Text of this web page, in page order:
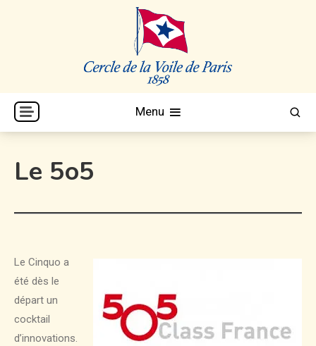
CVP
Cercle de la Voile de Paris
Menu
Le 5o5
Le Cinquo a
été dès le
départ un
cocktail
d’innovations.